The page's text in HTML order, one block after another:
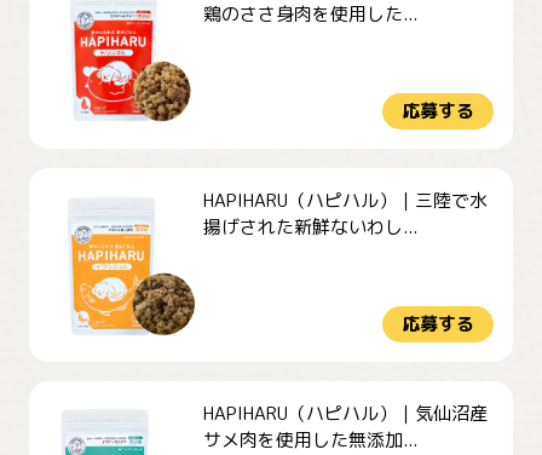
鶏のささ身肉を使用した...
応募する
HAPIHARU（ハピハル）｜三陸で水
揚げされた新鮮ないわし...
応募する
HAPIHARU（ハピハル）｜気仙沼産
サメ肉を使用した無添加...